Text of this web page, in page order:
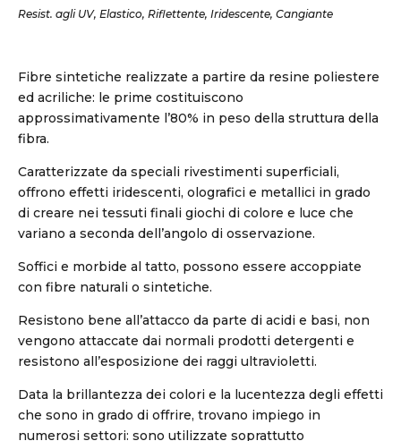
Resist. agli UV, Elastico, Riflettente, Iridescente, Cangiante
Fibre sintetiche realizzate a partire da resine poliestere
ed acriliche: le prime costituiscono
approssimativamente l’80% in peso della struttura della
fibra.
Caratterizzate da speciali rivestimenti superficiali,
offrono effetti iridescenti, olografici e metallici in grado
di creare nei tessuti finali giochi di colore e luce che
variano a seconda dell’angolo di osservazione.
Soffici e morbide al tatto, possono essere accoppiate
con fibre naturali o sintetiche.
Resistono bene all’attacco da parte di acidi e basi, non
vengono attaccate dai normali prodotti detergenti e
resistono all’esposizione dei raggi ultravioletti.
Data la brillantezza dei colori e la lucentezza degli effetti
che sono in grado di offrire, trovano impiego in
numerosi settori: sono utilizzate soprattutto